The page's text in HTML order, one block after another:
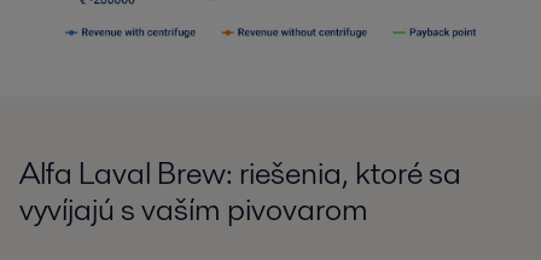
Alfa Laval Brew: riešenia, ktoré sa
vyvíjajú s vaším pivovarom